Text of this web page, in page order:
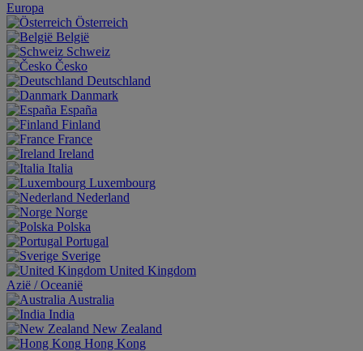
Europa
Österreich
België
Schweiz
Česko
Deutschland
Danmark
España
Finland
France
Ireland
Italia
Luxembourg
Nederland
Norge
Polska
Portugal
Sverige
United Kingdom
Aziё / Oceaniё
Australia
India
New Zealand
Hong Kong